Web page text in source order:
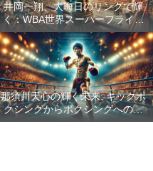
井岡一翔、大晦日のリングで輝
く：WBA世界スーパーフライ級
防衛戦「Lifetime Boxing Fights
18」
那須川天心の輝く未来: キックボ
クシングからボクシングへの成
功した転身